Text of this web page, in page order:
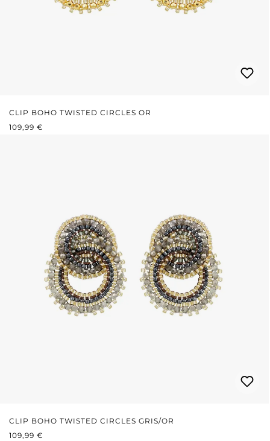
CLIP BOHO TWISTED CIRCLES OR
PRIX RÉGULIER :
109,99 €
CLIP BOHO TWISTED CIRCLES GRIS/OR
PRIX RÉGULIER :
109,99 €